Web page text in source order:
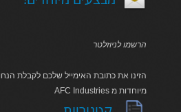
הרשמו לניוזלטר
הזינו את כתובת האימייל שלכם לקבלת
AFC Industries מיוחדות מ